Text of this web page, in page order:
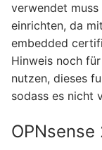
verwendet
einrichten, da
embedded
Hinweis noch
nutzen, dieses
sodass es nicht
OPNsense